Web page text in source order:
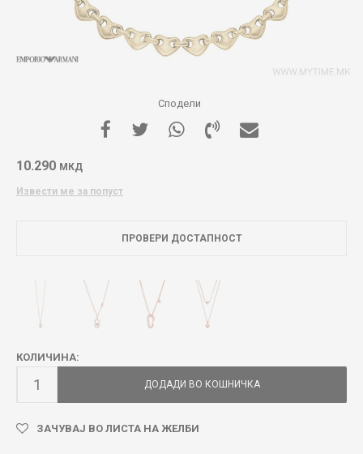
Сподели
10.290 МКД
Извести ме за попуст
ПРОВЕРИ ДОСТАПНОСТ
КОЛИЧИНА:
ДОДАДИ ВО КОШНИЧКА
ЗАЧУВАЈ ВО ЛИСТА НА ЖЕЛБИ